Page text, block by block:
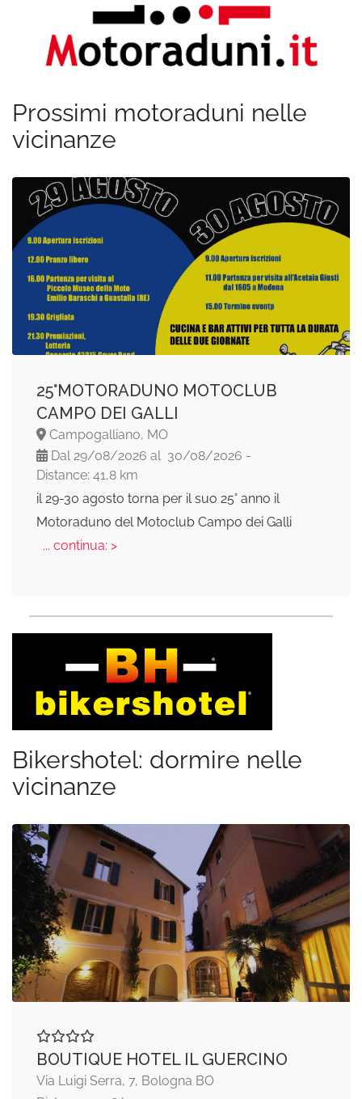
Prossimi motoraduni nelle
vicinanze
25°MOTORADUNO MOTOCLUB
CAMPO DEI GALLI
Campogalliano, MO
Dal 29/08/2026 al 30/08/2026 -
Distance: 41,8 km
il 29-30 agosto torna per il suo 25° anno il
Motoraduno del Motoclub Campo dei Galli
... continua: >
Bikershotel: dormire nelle
vicinanze
BOUTIQUE HOTEL IL GUERCINO
Via Luigi Serra, 7, Bologna BO